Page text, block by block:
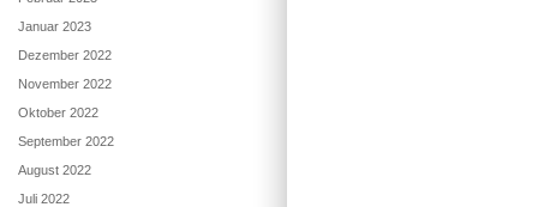
Januar 2023
Dezember 2022
November 2022
Oktober 2022
September 2022
August 2022
Juli 2022